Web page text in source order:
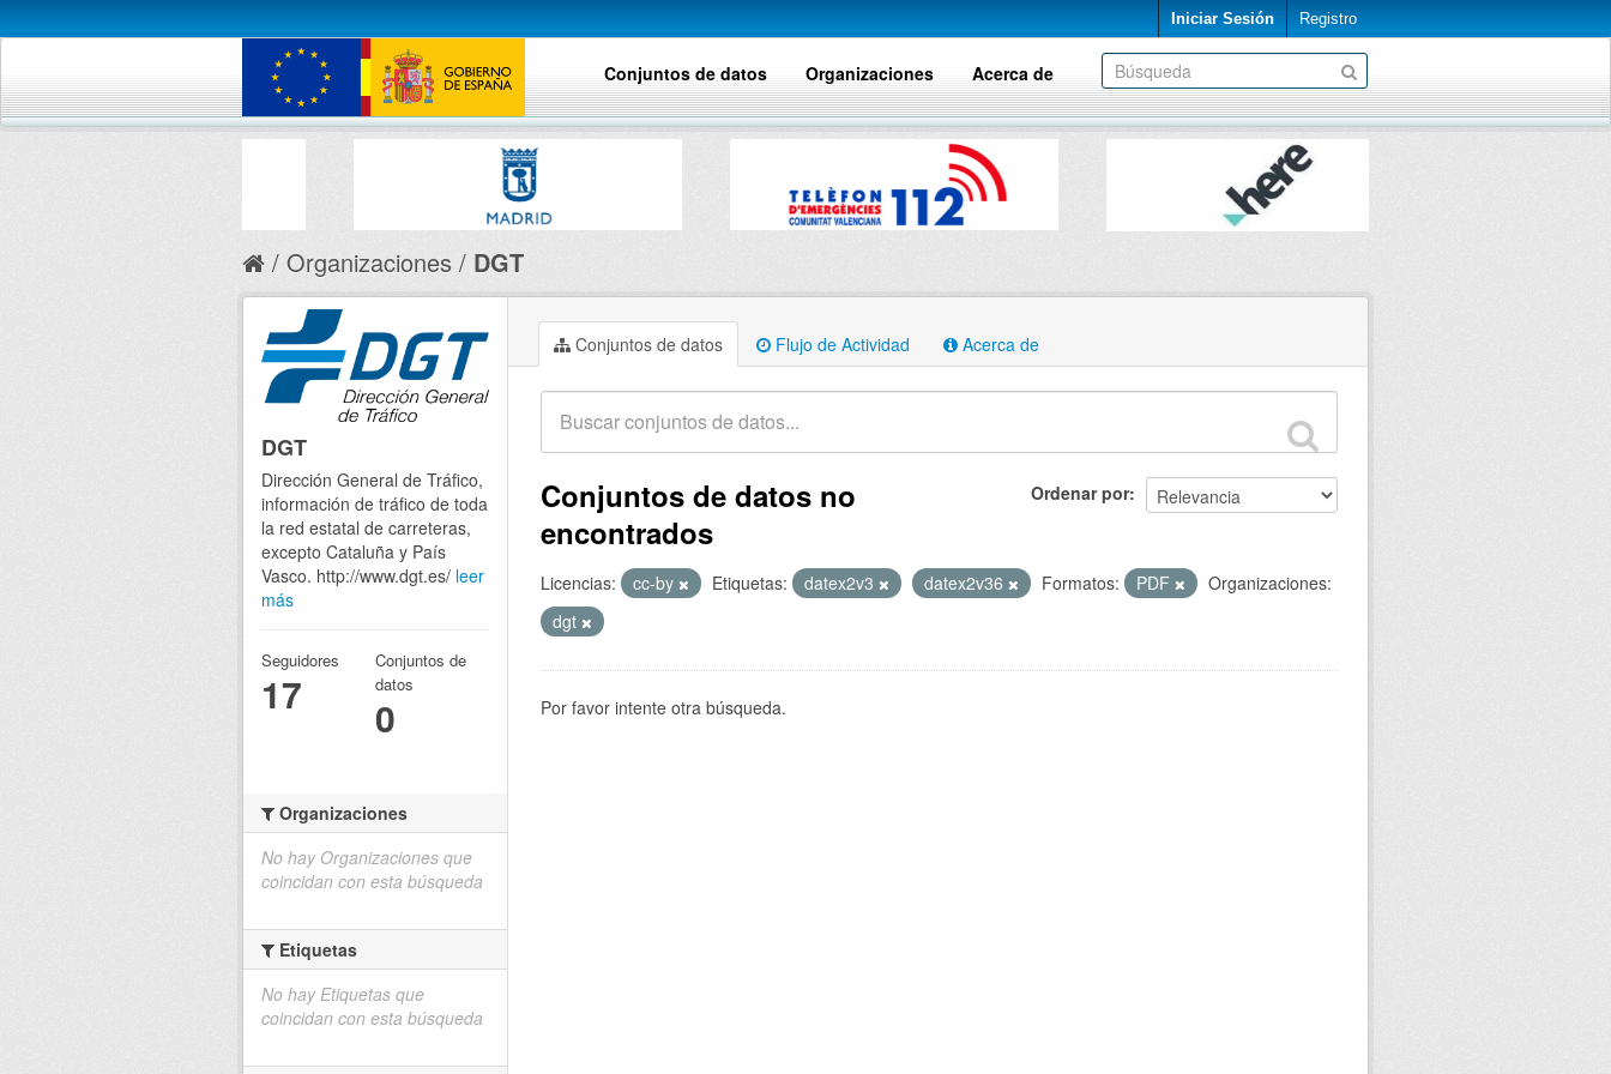
Iniciar Sesión Registro
Conjuntos de datos Organizaciones Acerca de
Organizaciones DGT
Conjuntos de datos Flujo de Actividad Acerca de
Ordenar por
Conjuntos de datos no
encontrados
Licencias: cc-by Etiquetas: datex2v3 datex2v36 Formatos: PDF
Organizaciones:
dgt
Por favor intente otra búsqueda.
DGT
Dirección General de Tráfico,
información de tráfico de toda
la red estatal de carreteras,
excepto Cataluña y País
Vasco. http://www.dgt.es/ leer
más
Seguidores
17
Conjuntos de
datos
0
Organizaciones
No hay Organizaciones que
coincidan con esta búsqueda
Etiquetas
No hay Etiquetas que
coincidan con esta búsqueda